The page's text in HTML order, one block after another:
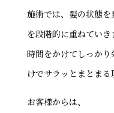
施術では、髪の状態
を段階的に重ねていき
時間をかけてしっか
けでサラッとまとま
お客様からは、